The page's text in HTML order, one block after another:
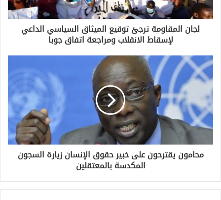
لجان المقاومة ترجئ توقيع الميثاق السياسي الداعي
لإسقاط الانقلاب ومراجعة اتفاق جوبا
محامون يقترحون على خبير حقوق الإنسان زيارة السجون
المكدسة بالمعتقلين